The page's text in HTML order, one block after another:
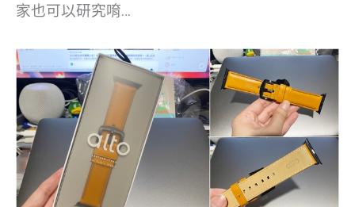
家也可以研究唷…